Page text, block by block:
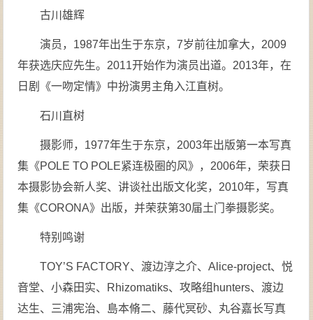
古川雄辉
演员，1987年出生于东京，7岁前往加拿大，2009
年获选庆应先生。2011开始作为演员出道。2013年，在
日剧《一吻定情》中扮演男主角入江直树。
石川直树
摄影师，1977年生于东京，2003年出版第一本写真
集《POLE TO POLE紧连极圈的风》，2006年，荣获日
本摄影协会新人奖、讲谈社出版文化奖，2010年，写真
集《CORONA》出版，并荣获第30届土门拳摄影奖。
特别鸣谢
TOY’S FACTORY、渡边淳之介、Alice-project、悦
音堂、小森田实、Rhizomatiks、攻略组hunters、渡边
达生、三浦宪治、島本脩二、藤代冥砂、丸谷嘉长写真